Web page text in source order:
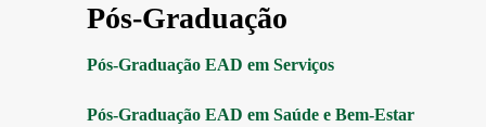
Pós-Graduação
Pós-Graduação EAD em Serviços
Pós-Graduação EAD em Saúde e Bem-Estar